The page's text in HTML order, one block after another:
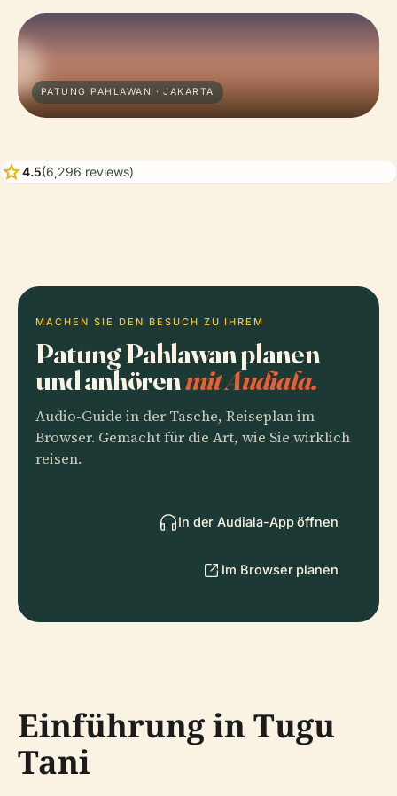
PATUNG PAHLAWAN · JAKARTA
star4.5(6,296 reviews)
MACHEN SIE DEN BESUCH ZU IHREM
Patung Pahlawan planen
und anhörenmit Audiala.
Audio-Guide in der Tasche, Reiseplan im
Browser. Gemacht für die Art, wie Sie wirklich
reisen.
In der Audiala-App öffnen
Im Browser planen
Einführung in Tugu
Tani